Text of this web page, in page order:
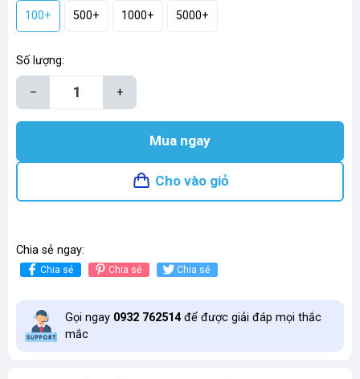
100+ 500+ 1000+ 5000+
Số lượng:
– +
Mua ngay
Cho vào giỏ
Chia sẻ ngay:
Chia sẻ Chia sẻ Chia sẻ
Gọi ngay 0932 762514để được giải đáp mọi thắc
mắc